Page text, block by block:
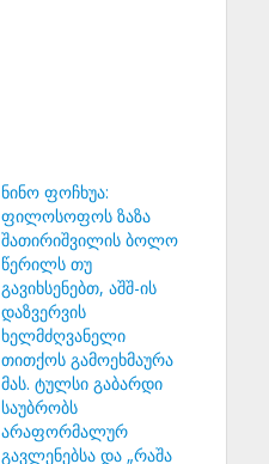
ნინო ფოჩხუა:
ფილოსოფოს ზაზა
შათირიშვილის ბოლო
წერილს თუ
გავიხსენებთ, აშშ-ის
დაზვერვის
ხელმძღვანელი
თითქოს გამოეხმაურა
მას. ტულსი გაბარდი
საუბრობს
არაფორმალურ
გავლენებსა და „რაშა